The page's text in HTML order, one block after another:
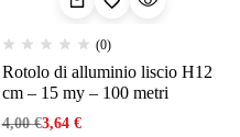
(0)
Rotolo di alluminio liscio H12
cm – 15 my – 100 metri
4,00€3,64 €